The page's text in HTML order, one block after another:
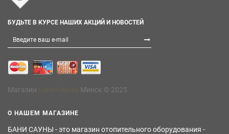
БУДЬТЕ В КУРСЕ НАШИХ АКЦИЙ И НОВОСТЕЙ
Магазин Минск © 2025
О НАШЕМ МАГАЗИНЕ
БАНИ САУНЫ - это магазин отопительного оборудования -